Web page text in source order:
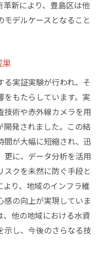
新により、豊島区は他
デルケースとなること
果
実証実験が行われ、そ
をもたらしています。実
技術や赤外線カメラを用
開発されました。この結
間が大幅に短縮され、迅
更に、データ分析を活用
スクを未然に防ぐ手段と
より、地域のインフラ維
の向上が実現していま
他の地域における水資
示し、今後のさらなる技